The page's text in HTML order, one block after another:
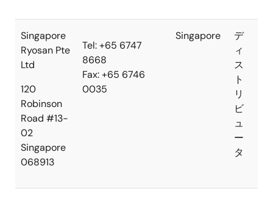
Singapore
Ryosan Pte
Ltd
120
Robinson
Road #13-
02
Singapore
068913
Tel: +65 6747
8668
Fax: +65 6746
0035
Singapore
デ
ィ
ス
ト
リ
ビ
ュ
ー
タ